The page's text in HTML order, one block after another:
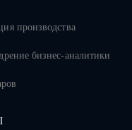
производства
бизнес-аналитики